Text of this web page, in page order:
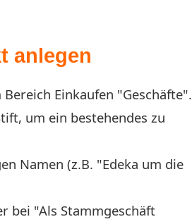
anlegen
Einkaufen "Geschäfte".
um ein bestehendes zu
Namen (z.B. "Edeka um die
bei "Als Stammgeschäft